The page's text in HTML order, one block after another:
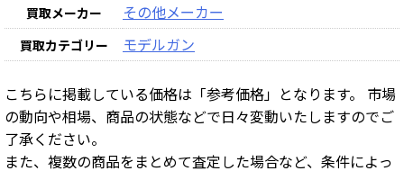
買取メーカー その他メーカー
買取カテゴリー モデルガン
こちらに掲載している価格は「参考価格」となります。 市場
の動向や相場、商品の状態などで日々変動いたしますのでご
了承ください。
また、複数の商品をまとめて査定した場合など、条件によっ